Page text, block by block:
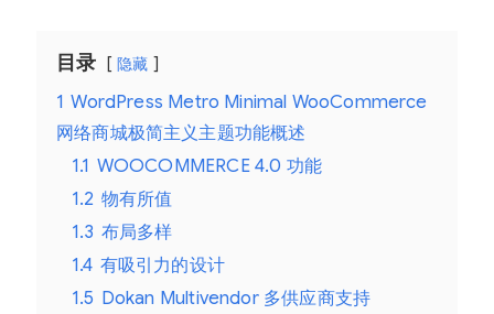
目录 隐藏
1 WordPress Metro Minimal WooCommerce
网络商城极简主义主题功能概述
1.1 WOOCOMMERCE 4.0 功能
1.2 物有所值
1.3 布局多样
1.4 有吸引力的设计
1.5 Dokan Multivendor 多供应商支持